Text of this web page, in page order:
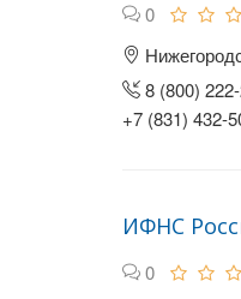
0
8 (800)
+7 (831) 432-
ИФНС
0